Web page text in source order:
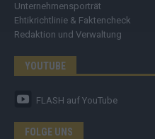
Unternehmensporträt
Ehtikrichtlinie & Faktencheck
Redaktion und Verwaltung
YOUTUBE
FLASH auf YouTube
FOLGE UNS